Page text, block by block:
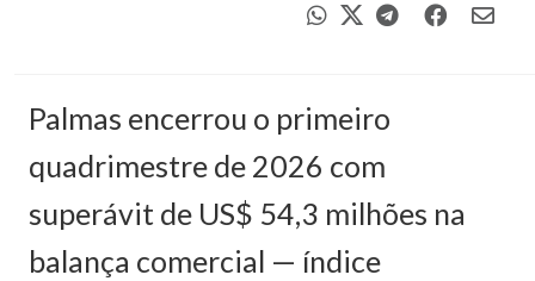
Palmas encerrou o primeiro
quadrimestre de 2026 com
superávit de US$ 54,3 milhões na
balança comercial — índice